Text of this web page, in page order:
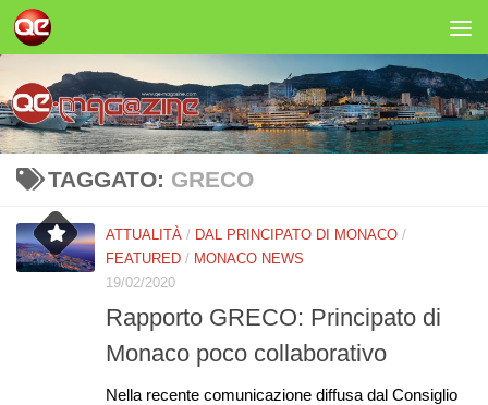
Salta al contenuto
TAGGATO: GRECO
ATTUALITÀ / DAL PRINCIPATO DI MONACO /
FEATURED / MONACO NEWS
19/02/2020
Rapporto GRECO: Principato di
Monaco poco collaborativo
Nella recente comunicazione diffusa dal Consiglio